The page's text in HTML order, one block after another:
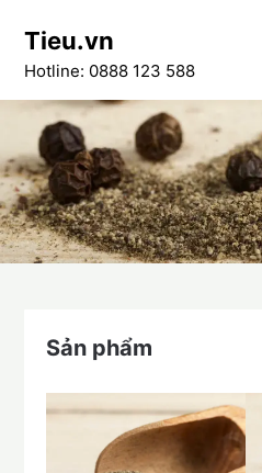
content
Tieu.vn
Hotline: 0888 123 588
Sản phẩm